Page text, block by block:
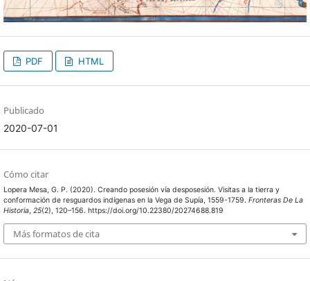
PDF HTML
Publicado
2020-07-01
Cómo citar
Lopera Mesa, G. P. (2020). Creando posesión vía desposesión. Visitas a la tierra y
conformación de resguardos indígenas en la Vega de Supía, 1559-1759. Fronteras De La
Historia, 25(2), 120–156. https://doi.org/10.22380/20274688.819
Más formatos de cita